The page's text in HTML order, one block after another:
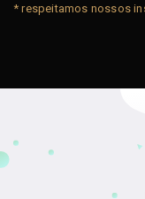
* respeitamos nossos